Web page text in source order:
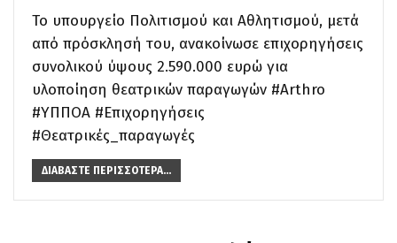
Το υπουργείο Πολιτισμού και Αθλητισμού, μετά
από πρόσκλησή του, ανακοίνωσε επιχορηγήσεις
συνολικού ύψους 2.590.000 ευρώ για
υλοποίηση θεατρικών παραγωγών #Arthro
#ΥΠΠΟΑ #Επιχορηγήσεις
#Θεατρικές_παραγωγές
ΔΙΑΒΆΣΤΕ ΠΕΡΙΣΣΌΤΕΡΑ...